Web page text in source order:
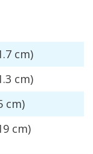
.7 cm)
.3 cm)
cm)
cm)